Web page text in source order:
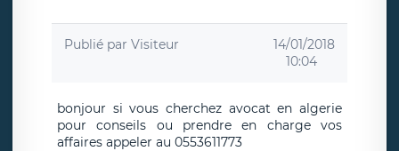
Publié par Visiteur
14/01/2018
10:04
bonjour si vous cherchez avocat en algerie
pour conseils ou prendre en charge vos
affaires appeler au 0553611773